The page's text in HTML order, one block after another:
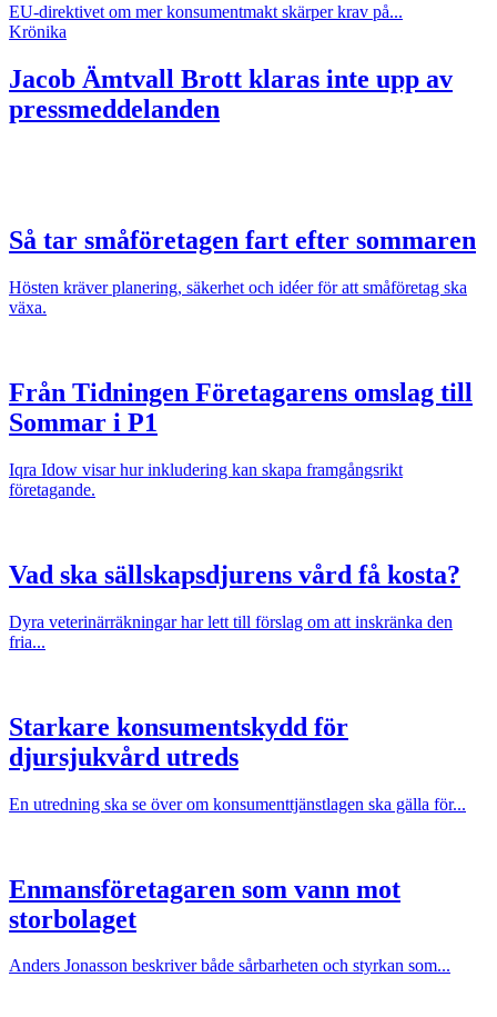
EU-direktivet om mer konsumentmakt skärper krav på...
Krönika
Jacob Ämtvall Brott klaras inte upp av
pressmeddelanden
Så tar småföretagen fart efter sommaren
Hösten kräver planering, säkerhet och idéer för att småföretag ska
växa.
Från Tidningen Företagarens omslag till
Sommar i P1
Iqra Idow visar hur inkludering kan skapa framgångsrikt
företagande.
Vad ska sällskapsdjurens vård få kosta?
Dyra veterinärräkningar har lett till förslag om att inskränka den
fria...
Starkare konsumentskydd för
djursjukvård utreds
En utredning ska se över om konsumenttjänstlagen ska gälla för...
Enmansföretagaren som vann mot
storbolaget
Anders Jonasson beskriver både sårbarheten och styrkan som...